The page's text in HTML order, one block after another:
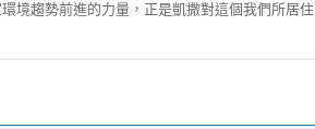
境趨勢前進的力量，正是凱撒對這個我們所居住